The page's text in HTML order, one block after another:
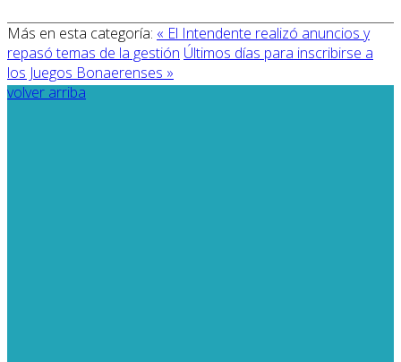
Más en esta categoría: « El Intendente realizó anuncios y
repasó temas de la gestión Últimos días para inscribirse a
los Juegos Bonaerenses »
volver arriba